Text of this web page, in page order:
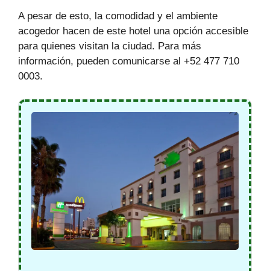
A pesar de esto, la comodidad y el ambiente
acogedor hacen de este hotel una opción accesible
para quienes visitan la ciudad. Para más
información, pueden comunicarse al +52 477 710
0003.